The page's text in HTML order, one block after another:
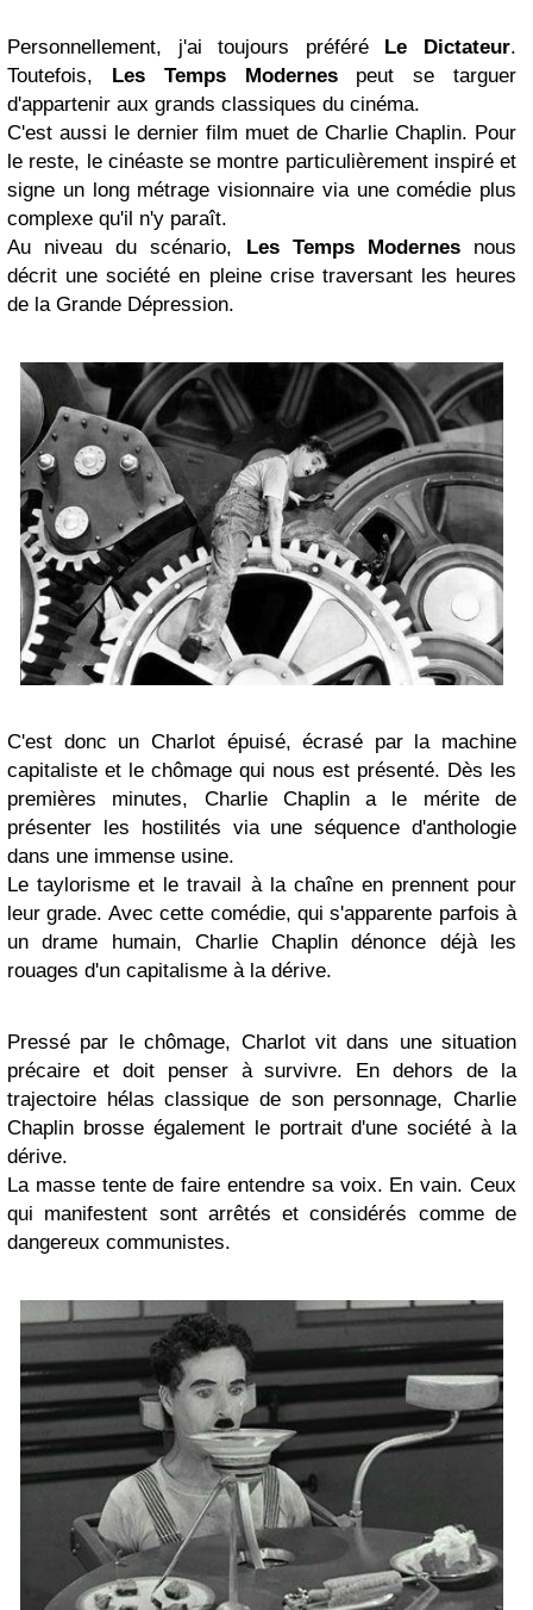
Personnellement, j'ai toujours préféré Le Dictateur.
Toutefois, Les Temps Modernespeut se targuer
d'appartenir aux grands classiques du cinéma.
C'est aussi le dernier film muet de Charlie Chaplin. Pour
le reste, le cinéaste se montre particulièrement inspiré et
signe un long métrage visionnaire via une comédie plus
complexe qu'il n'y paraît.
Au niveau du scénario, Les Temps Modernesnous
décrit une société en pleine crise traversant les heures
de la Grande Dépression.
C'est donc un Charlot épuisé, écrasé par la machine
capitaliste et le chômage qui nous est présenté. Dès les
premières minutes, Charlie Chaplin a le mérite de
présenter les hostilités via une séquence d'anthologie
dans une immense usine.
Le taylorisme et le travail à la chaîne en prennent pour
leur grade. Avec cette comédie, qui s'apparente parfois à
un drame humain, Charlie Chaplin dénonce déjà les
rouages d'un capitalisme à la dérive.
Pressé par le chômage, Charlot vit dans une situation
précaire et doit penser à survivre. En dehors de la
trajectoire hélas classique de son personnage, Charlie
Chaplin brosse également le portrait d'une société à la
dérive.
La masse tente de faire entendre sa voix. En vain. Ceux
qui manifestent sont arrêtés et considérés comme de
dangereux communistes.